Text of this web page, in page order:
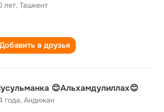
лет,Ташкент
Добавить в друзья
😊Альхамдулиллах😊
года,Андижан